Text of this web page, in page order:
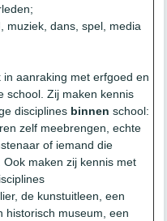
muziek, dans, spel, media
aanraking met erfgoed en
school. Zij maken kennis
disciplines binnen school:
zelf meebrengen, echte
of iemand die
maken zij kennis met
de kunstuitleen, een
historisch museum, een